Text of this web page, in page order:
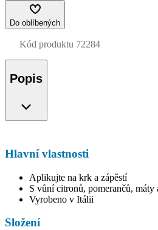
Do oblíbených
Kód produktu 72284
Popis
Hlavní vlastnosti
Aplikujte na krk a zápěstí
S vůní citronů, pomerančů, máty
Vyrobeno v Itálii
Složení